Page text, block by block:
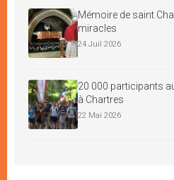
Mémoire de saint
miracles
24 Juil 2026
20 000 participants
à Chartres
22 Mai 2026